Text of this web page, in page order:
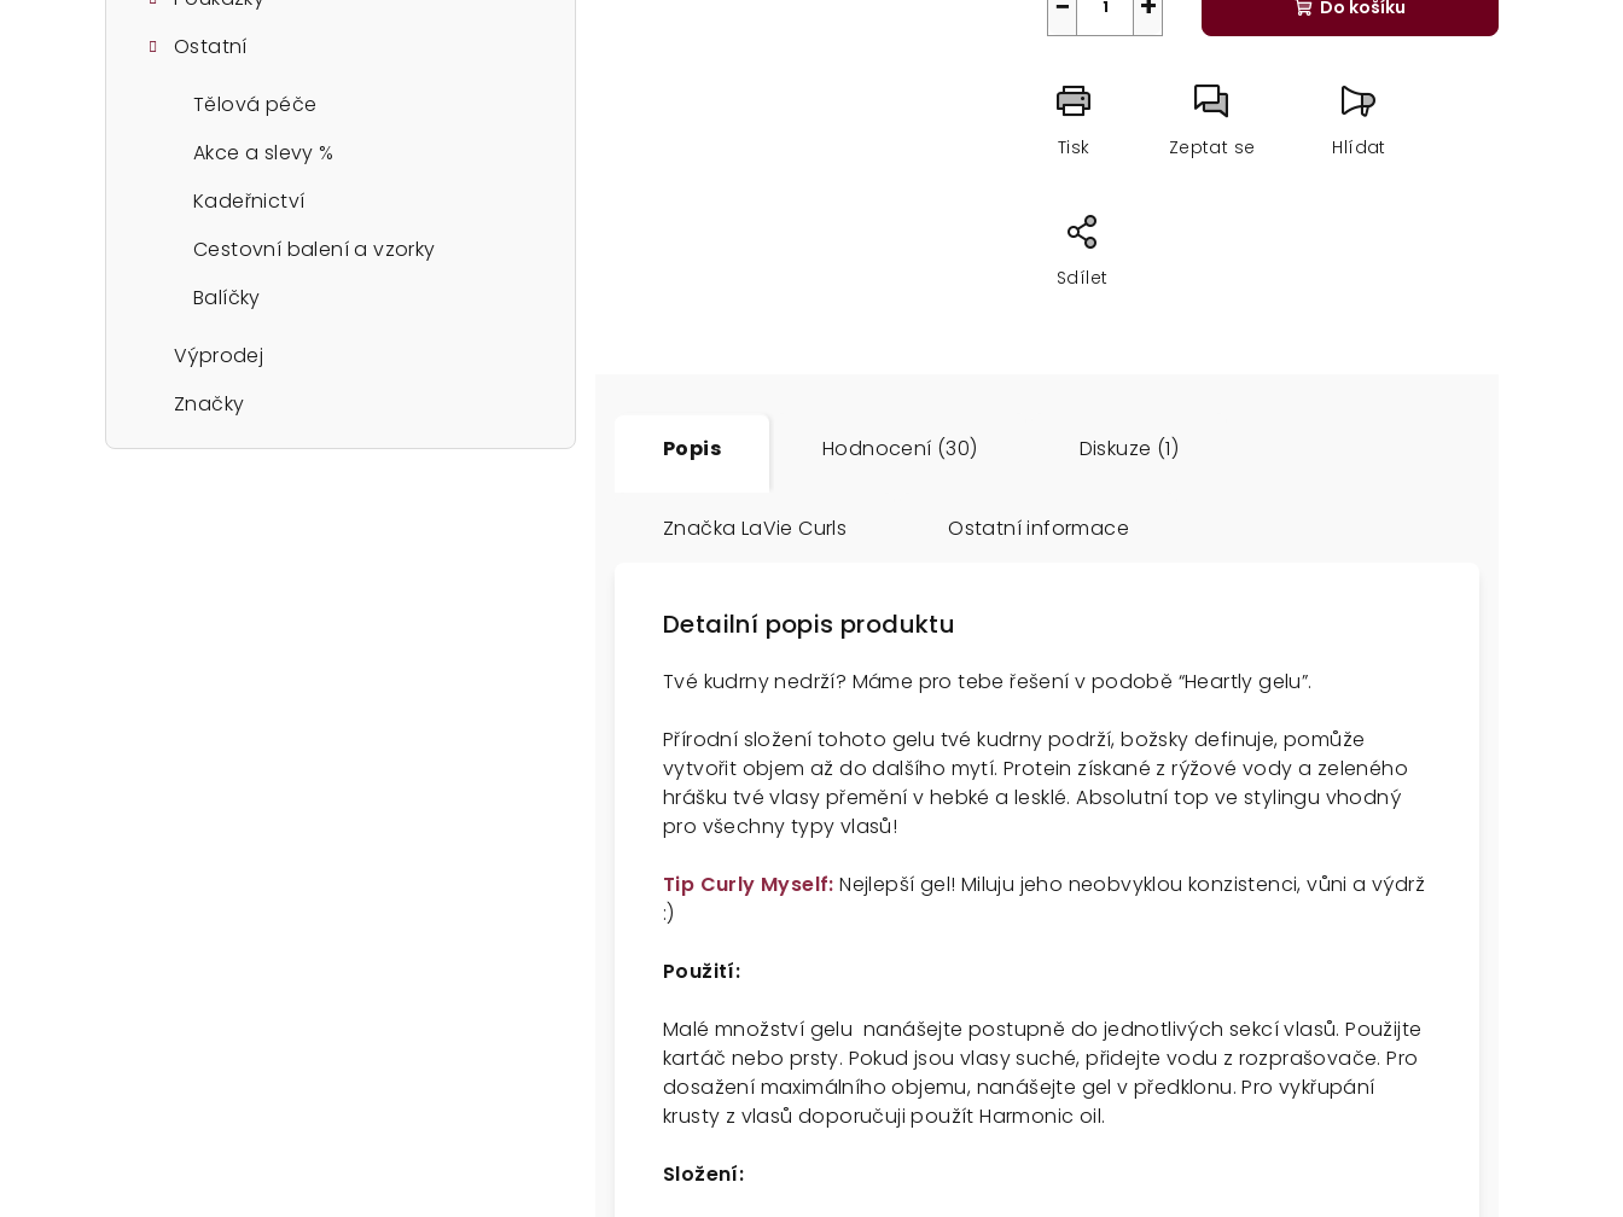
Ostatní
Tělová péče
Akce a slevy %
Kadeřnictví
Cestovní balení a vzorky
Balíčky
Výprodej
Značky
Do košíku
Tisk Zeptat se Hlídat
Sdílet
Popis Hodnocení (30) Diskuze (1)
Značka LaVie Curls Ostatní informace
Detailní popis produktu
Tvé kudrny nedrží? Máme pro tebe řešení v podobě “Heartly gelu”.
Přírodní složení tohoto gelu tvé kudrny podrží, božsky definuje, pomůže
vytvořit objem až do dalšího mytí. Protein získané z rýžové vody a zeleného
hrášku tvé vlasy přemění v hebké a lesklé. Absolutní top ve stylingu vhodný
pro všechny typy vlasů!
Tip Curly Myself: Nejlepší gel! Miluju jeho neobvyklou konzistenci, vůni a výdrž
:)
Použití:
Malé množství gelu nanášejte postupně do jednotlivých sekcí vlasů. Použijte
kartáč nebo prsty. Pokud jsou vlasy suché, přidejte vodu z rozprašovače. Pro
dosažení maximálního objemu, nanášejte gel v předklonu. Pro vykřupání
krusty z vlasů doporučuji použít Harmonic oil.
Složení: